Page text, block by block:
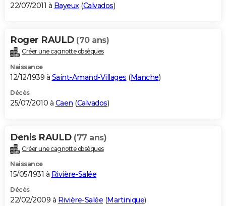
22/07/2011 à Bayeux(Calvados)
Roger RAULD (70 ans)
Créer une cagnotte obsèques
Naissance
12/12/1939 à Saint-Amand-Villages (Manche)
Décès
25/07/2010 à Caen (Calvados)
Denis RAULD (77 ans)
Créer une cagnotte obsèques
Naissance
15/05/1931 à Rivière-Salée
Décès
22/02/2009 à Rivière-Salée (Martinique)